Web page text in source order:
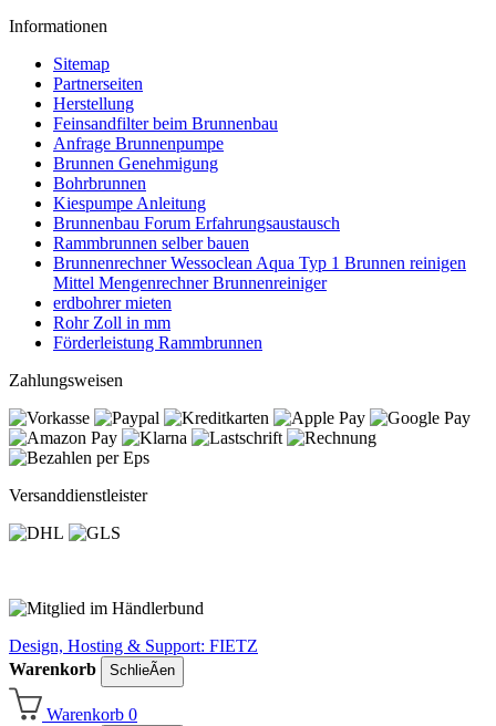
Informationen
Sitemap
Partnerseiten
Herstellung
Feinsandfilter beim Brunnenbau
Anfrage Brunnenpumpe
Brunnen Genehmigung
Bohrbrunnen
Kiespumpe Anleitung
Brunnenbau Forum Erfahrungsaustausch
Rammbrunnen selber bauen
Brunnenrechner Wessoclean Aqua Typ 1 Brunnen reinigen
Mittel Mengenrechner Brunnenreiniger
erdbohrer mieten
Rohr Zoll in mm
Förderleistung Rammbrunnen
Zahlungsweisen
Versanddienstleister
Design, Hosting & Support: FIETZ
Warenkorb
SchlieÃen
Warenkorb 0